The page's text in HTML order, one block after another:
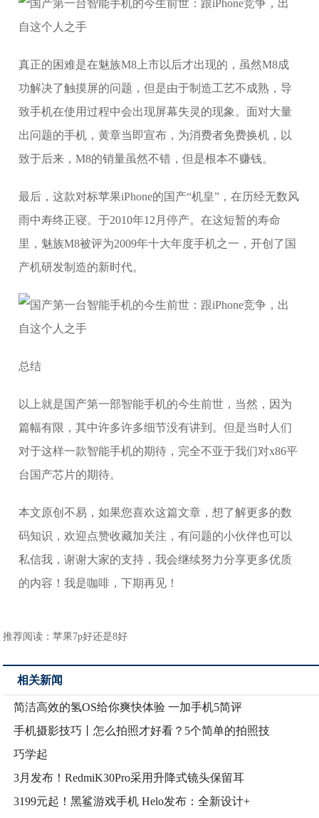
真正的困难是在魅族M8上市以后才出现的，虽然M8成
功解决了触摸屏的问题，但是由于制造工艺不成熟，导
致手机在使用过程中会出现屏幕失灵的现象。面对大量
出问题的手机，黄章当即宣布，为消费者免费换机，以
致于后来，M8的销量虽然不错，但是根本不赚钱。
最后，这款对标苹果iPhone的国产“机皇”，在历经无数风
雨中寿终正寝。于2010年12月停产。在这短暂的寿命
里，魅族M8被评为2009年十大年度手机之一，开创了国
产机研发制造的新时代。
总结
以上就是国产第一部智能手机的今生前世，当然，因为
篇幅有限，其中许多许多细节没有讲到。但是当时人们
对于这样一款智能手机的期待，完全不亚于我们对x86平
台国产芯片的期待。
本文原创不易，如果您喜欢这篇文章，想了解更多的数
码知识，欢迎点赞收藏加关注，有问题的小伙伴也可以
私信我，谢谢大家的支持，我会继续努力分享更多优质
的内容！我是咖啡，下期再见！
推荐阅读：苹果7p好还是8好
相关新闻
简洁高效的氢OS给你爽快体验 一加手机5简评
手机摄影技巧丨怎么拍照才好看？5个简单的拍照技
巧学起
3月发布！RedmiK30Pro采用升降式镜头保留耳
3199元起！黑鲨游戏手机 Helo发布：全新设计+